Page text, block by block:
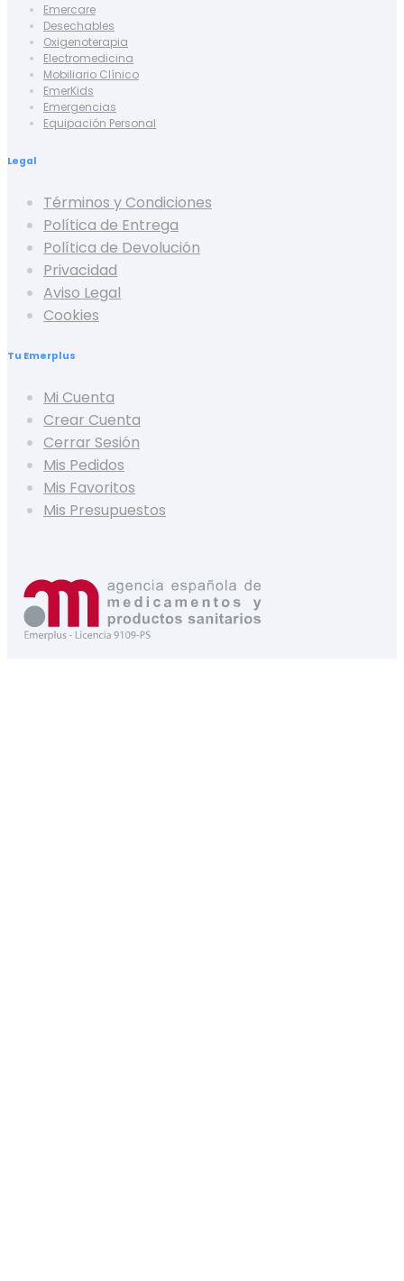
Emercare
Desechables
Oxigenoterapia
Electromedicina
Mobiliario Clínico
EmerKids
Emergencias
Equipación Personal
Legal
Términos y Condiciones
Política de Entrega
Política de Devolución
Privacidad
Aviso Legal
Cookies
Tu Emerplus
Mi Cuenta
Crear Cuenta
Cerrar Sesión
Mis Pedidos
Mis Favoritos
Mis Presupuestos